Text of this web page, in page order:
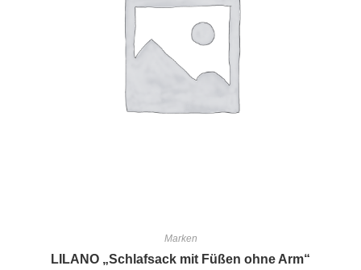
Marken
LILANO „Schlafsack mit Füßen ohne Arm“